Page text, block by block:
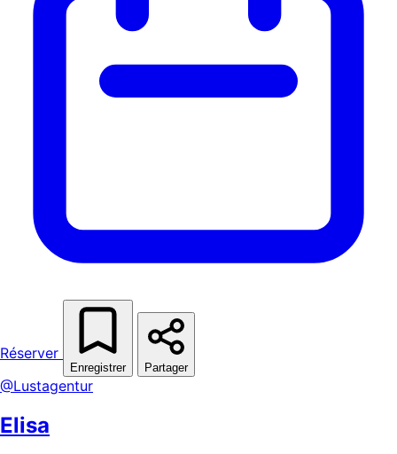
Réserver
Enregistrer Partager
@Lustagentur
Elisa